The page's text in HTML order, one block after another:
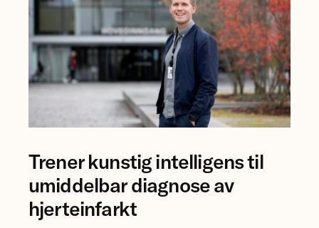
Bjørn-
Jostein
Singstad
ved
Trener kunstig intelligens til
umiddelbar diagnose av
hjerteinfarkt